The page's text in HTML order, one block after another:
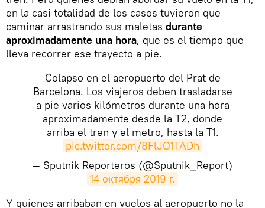
en la casi totalidad de los casos tuvieron que
caminar arrastrando sus maletas durante
aproximadamente una hora, que es el tiempo que
lleva recorrer ese trayecto a pie.
Colapso en el aeropuerto del Prat de
Barcelona. Los viajeros deben trasladarse
a pie varios kilómetros durante una hora
aproximadamente desde la T2, donde
arriba el tren y el metro, hasta la T1.
pic.twitter.com/8FlJO1TADh
— Sputnik Reporteros (@Sputnik_Report)
14 октября 2019 г.
​Y quienes arribaban en vuelos al aeropuerto no la